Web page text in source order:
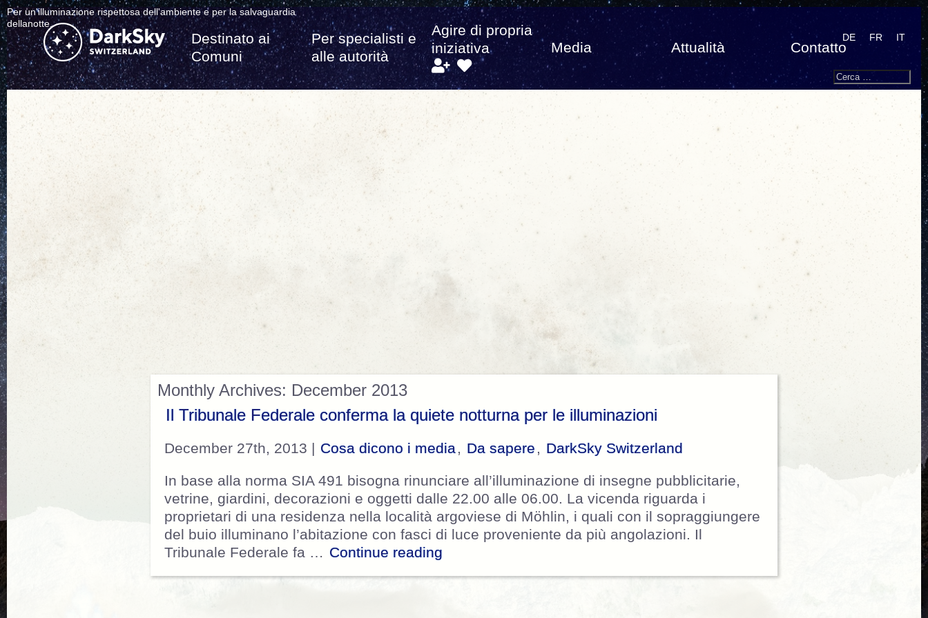
Per un'illuminazione rispettosa dell'ambiente e per la salvaguardia
dellanotte.
Destinato ai
Comuni
Per specialisti e
alle autorità
Agire di propria
iniziativa
Media Attualità Contatto
DE FR IT
Search
Cerca:
Monthly Archives: December 2013
Il Tribunale Federale conferma la quiete notturna per le illuminazioni
December 27th, 2013 | Cosa dicono i media, Da sapere , DarkSky Switzerland
In base alla norma SIA 491 bisogna rinunciare all’illuminazione di insegne pubblicitarie,
vetrine, giardini, decorazioni e oggetti dalle 22.00 alle 06.00. La vicenda riguarda i
proprietari di una residenza nella località argoviese di Möhlin, i quali con il sopraggiungere
del buio illuminano l’abitazione con fasci di luce proveniente da più angolazioni. Il
Tribunale Federale fa … Continue reading